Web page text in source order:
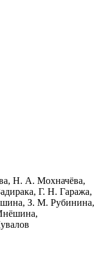
Н. А. Мохначёва,
Г. Н. Гаража,
З. М. Рубинина,